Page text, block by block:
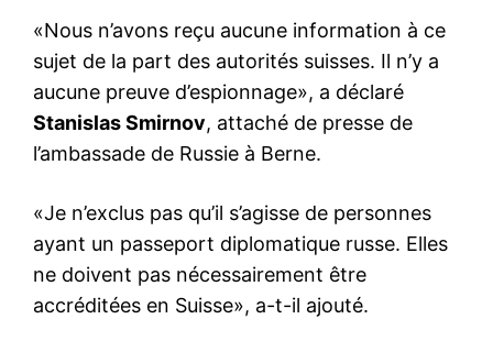
«Nous n’avons reçu aucune information à ce
sujet de la part des autorités suisses. Il n’y a
aucune preuve d’espionnage», a déclaré
Stanislas Smirnov, attaché de presse de
l’ambassade de Russie à Berne.
«Je n’exclus pas qu’il s’agisse de personnes
ayant un passeport diplomatique russe. Elles
ne doivent pas nécessairement être
accréditées en Suisse», a-t-il ajouté.